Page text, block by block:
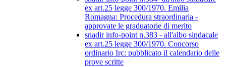
ex art.25 legge 300/1970. Emilia
Romagna: Procedura straordinaria -
approvate le graduatorie di merito
snadir info-point n.383 - all'albo sindacale
ex art.25 legge 300/1970. Concorso
ordinario Irc: pubblicato il calendario delle
prove scritte